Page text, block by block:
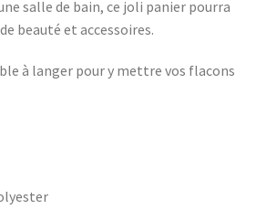
salle de bain, ce joli panier pourra
beauté et accessoires.
à langer pour y mettre vos flacons